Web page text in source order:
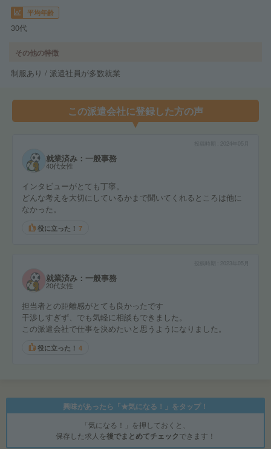
平均年齢
30代
その他の特徴
制服あり / 派遣社員が多数就業
この派遣会社に登録した方の声
2024年05月
就業済み：一般事務
40代女性
インタビューがとても丁寧。
どんな考えを大切にしているかまで聞いてくれるところは他に
なかった。
役に立った！ 7
2023年05月
就業済み：一般事務
20代女性
担当者との距離感がとても良かったです
干渉しすぎず、でも気軽に相談もできました。
この派遣会社で仕事を決めたいと思うようになりました。
役に立った！ 4
興味があったら「★気になる！」をタップ！
「気になる！」を押しておくと、
保存した求人を後でまとめてチェックできます！